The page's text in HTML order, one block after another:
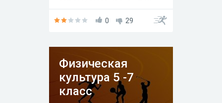
0
29
Физическая
культура 5 -7
класс